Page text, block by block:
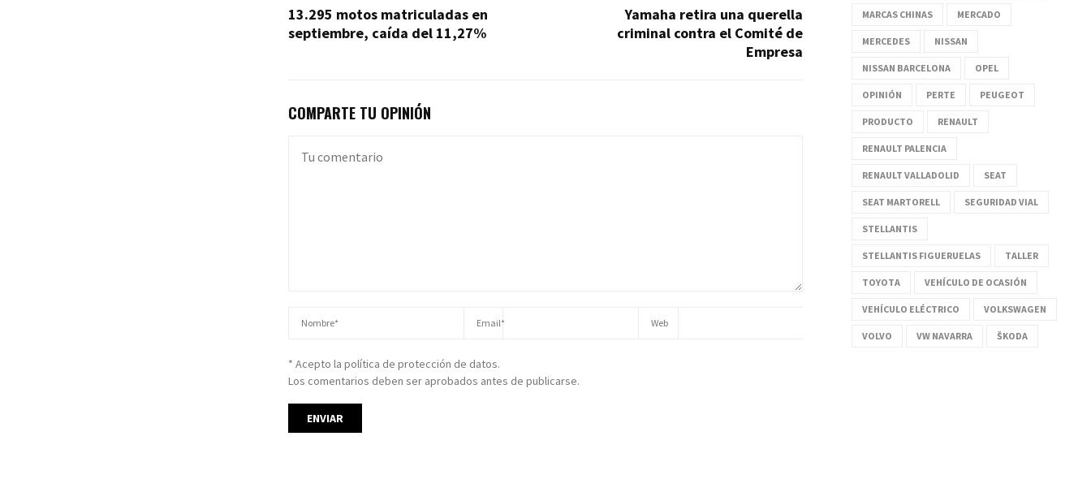
13.295 motos matriculadas en
septiembre, caída del 11,27%
Yamaha retira una querella
criminal contra el Comité de
Empresa
COMPARTE TU OPINIÓN
* Acepto la política de protección de datos.
Los comentarios deben ser aprobados antes de publicarse.
MARCAS CHINAS MERCADO
MERCEDES NISSAN
NISSAN BARCELONA OPEL
OPINIÓN PERTE PEUGEOT
PRODUCTO RENAULT
RENAULT PALENCIA
RENAULT VALLADOLID SEAT
SEAT MARTORELL SEGURIDAD VIAL
STELLANTIS
STELLANTIS FIGUERUELAS TALLER
TOYOTA VEHÍCULO DE OCASIÓN
VEHÍCULO ELÉCTRICO VOLKSWAGEN
VOLVO VW NAVARRA ŠKODA